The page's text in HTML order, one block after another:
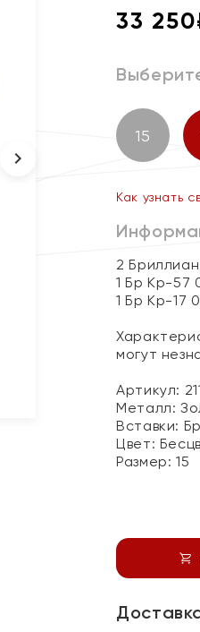
33 250
15
Как узнать
2
1 Бр Кр-57
1 Бр Кр-17
могут
Артикул:
Металл:
Вставки:
Цвет:
Размер:15